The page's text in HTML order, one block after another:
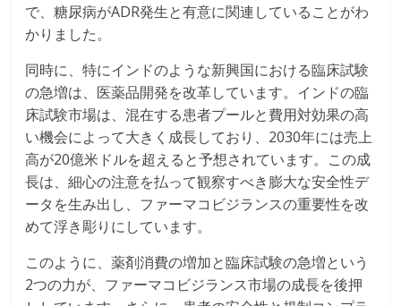
で、糖尿病がADR発生と有意に関連していることがわ
かりました。
同時に、特にインドのような新興国における臨床試験
の急増は、医薬品開発を改革しています。インドの臨
床試験市場は、混在する患者プールと費用対効果の高
い機会によって大きく成長しており、2030年には売上
高が20億米ドルを超えると予想されています。この成
長は、細心の注意を払って観察すべき膨大な安全性デ
ータを生み出し、ファーマコビジランスの重要性を改
めて浮き彫りにしています。
このように、薬剤消費の増加と臨床試験の急増という
2つの力が、ファーマコビジランス市場の成長を後押